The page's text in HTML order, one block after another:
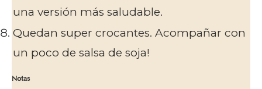
una versión más saludable.
Quedan super crocantes. Acompañar con
un poco de salsa de soja!
Notas